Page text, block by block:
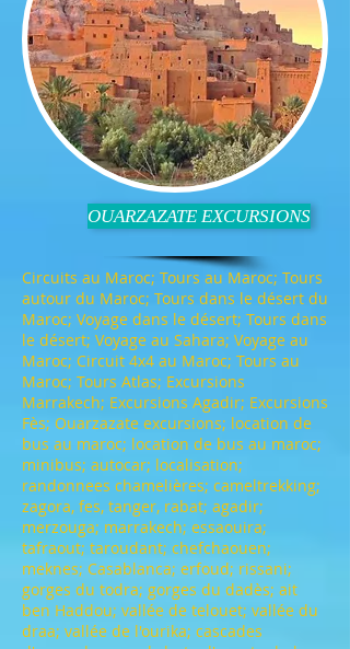
OUARZAZATE EXCURSIONS
Circuits au Maroc; Tours au Maroc; Tours
autour du Maroc; Tours dans le désert du
Maroc; Voyage dans le désert; Tours dans
le désert; Voyage au Sahara; Voyage au
Maroc; Circuit 4x4 au Maroc; Tours au
Maroc; Tours Atlas; Excursions
Marrakech; Excursions Agadir; Excursions
Fès; Ouarzazate excursions; location de
bus au maroc; location de bus au maroc;
minibus; autocar; localisation;
randonnees chamelières; cameltrekking;
zagora, fes, tanger, rabat; agadir;
merzouga; marrakech; essaouira;
tafraout; taroudant; chefchaouen;
meknes; Casablanca; erfoud; rissani;
gorges du todra; gorges du dadès; ait
ben Haddou; vallée de telouet; vallée du
draa; vallée de l'ourika; cascades